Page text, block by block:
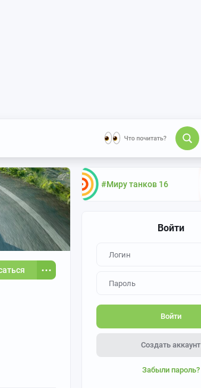
#Миру танков 16
Войти
Войти
Создать аккаунт
Забыли пароль?